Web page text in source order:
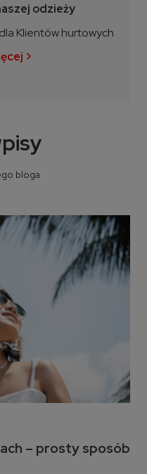
odzieży
Klientów hurtowych
>
bloga
– prosty sposób